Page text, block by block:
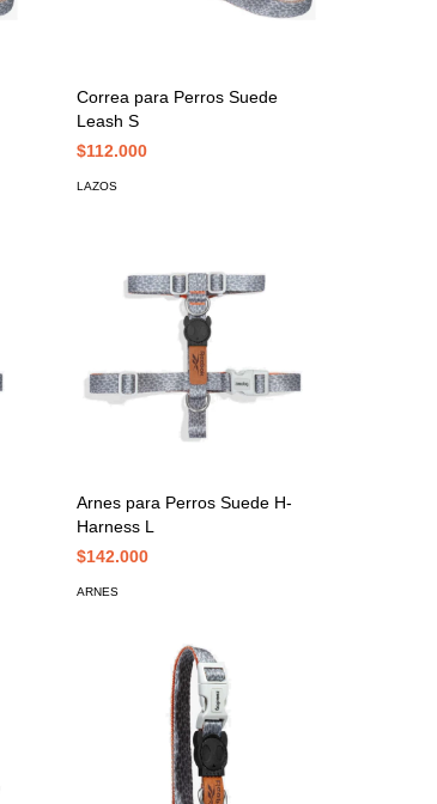
Correa para Perros Suede
Leash S
$112.000
LAZOS
Arnes para Perros Suede H-
Harness L
$142.000
ARNES